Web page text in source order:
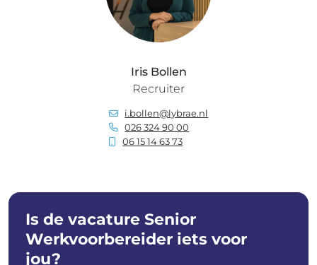
Iris Bollen
Recruiter
i.bollen@lybrae.nl
026 324 90 00
06 15 14 63 73
Is de vacature Senior
Werkvoorbereider iets voor
jou?